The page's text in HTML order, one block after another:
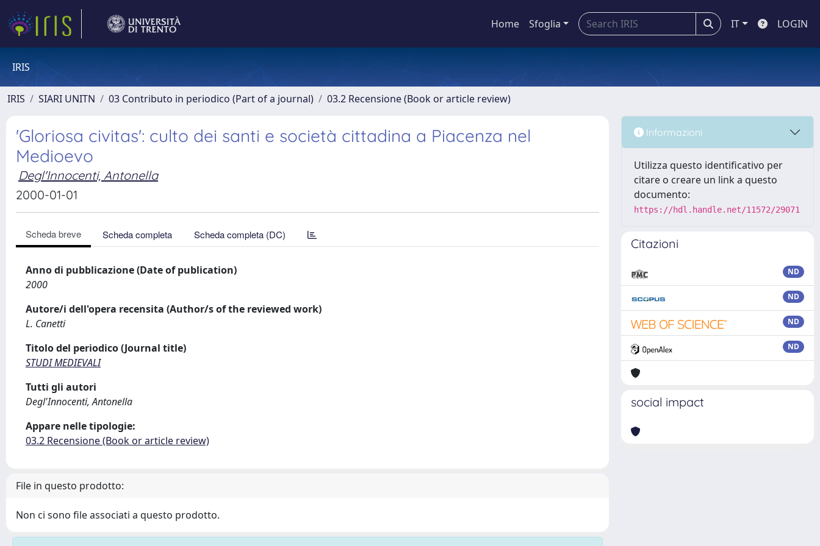
Home Sfoglia IT LOGIN
IRIS
IRIS SIARI UNITN 03 Contributo in periodico (Part of a journal) 03.2 Recensione (Book or article review)
'Gloriosa civitas': culto dei santi e società cittadina a Piacenza nel
Medioevo
Degl'Innocenti, Antonella
2000-01-01
Scheda breve Scheda completa Scheda completa (DC)
Anno di pubblicazione (Date of publication)
2000
Autore/i dell'opera recensita (Author/s of the reviewed work)
L. Canetti
Titolo del periodico (Journal title)
STUDI MEDIEVALI
Tutti gli autori
Degl'Innocenti, Antonella
Appare nelle tipologie:
03.2 Recensione (Book or article review)
File in questo prodotto:
Non ci sono file associati a questo prodotto.
Informazioni
Utilizza questo identificativo per
citare o creare un link a questo
documento:
https://hdl.handle.net/11572/29071
Citazioni
ND
ND
ND
ND
social impact